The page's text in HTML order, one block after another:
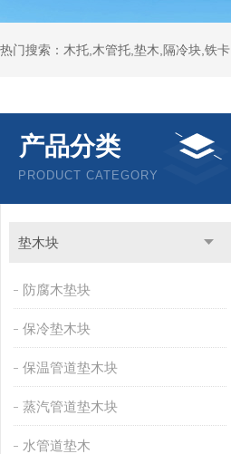
热门搜索：木托,木管托,垫木,隔冷块,铁卡
产品分类
PRODUCT CATEGORY
垫木块
防腐木垫块
保冷垫木块
保温管道垫木块
蒸汽管道垫木块
水管道垫木